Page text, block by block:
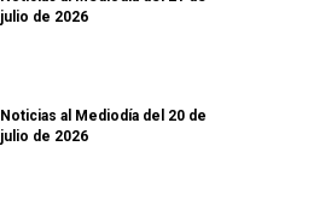
julio de 2026
Noticias al Mediodía del 20 de
julio de 2026